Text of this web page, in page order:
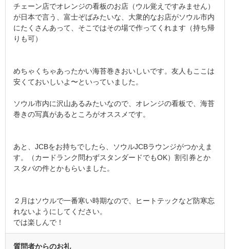
チェーン店でオレンジの看板のお店（ウル覚えですみません）
が日本で言う、富士ぞばみたいな、大衆的なお店がソウル市内
にたくさんあって、そこではその場で作ってくれます（持ち帰
りも可）
めちゃくちゃあったかい海苔巻きおいしいです。友人もここは
安くておいしいよ〜といっていました。
ソウル市内に沢山あるみたいなので、オレンジの看板で、海苔
巻きの写真があるところがオススメです。
あと、JCBをお持ちでしたら、ソウルJCBラウンジがつかえま
す。（カードランク問わずスタンダードでもOK）割引券とか
スタバの件とかもらいました。
２月はソウルで一番寒い時期なので、ヒートテックなど防寒忘
れないようにしてください。
では楽しんで！
質問者からのお礼